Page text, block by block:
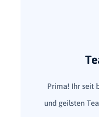
Prima! Ihr seit
und geilsten